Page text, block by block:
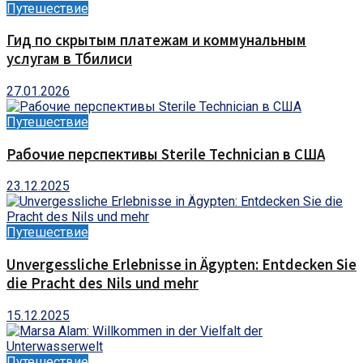
Путешествие
Гид по скрытым платежам и коммунальным
услугам в Тбилиси
27.01.2026
Путешествие
Рабочие перспективы Sterile Technician в США
23.12.2025
Путешествие
Unvergessliche Erlebnisse in Ägypten: Entdecken Sie
die Pracht des Nils und mehr
15.12.2025